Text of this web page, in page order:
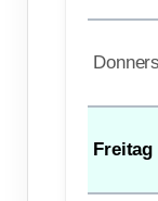
Freitag